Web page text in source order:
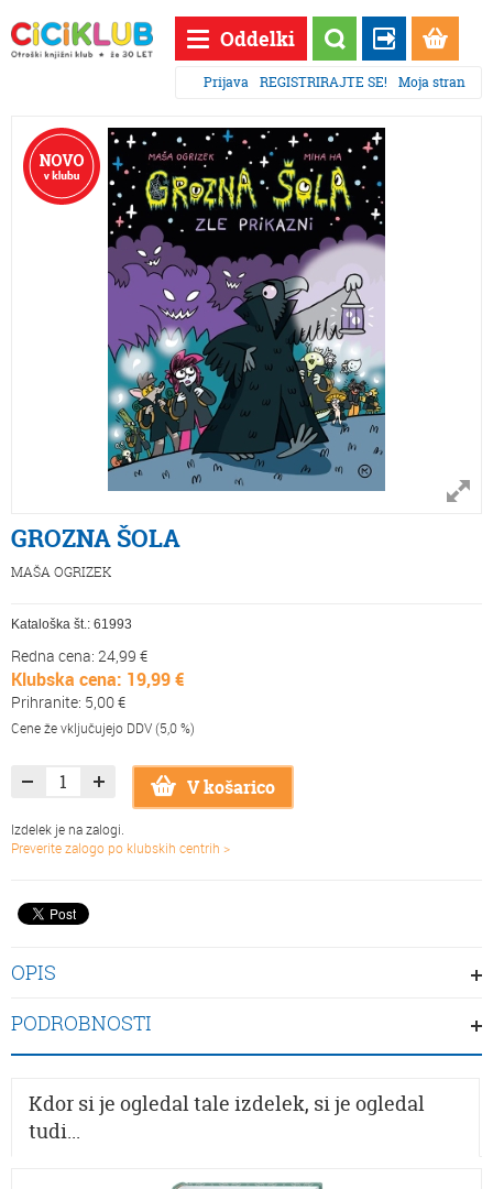
Oddelki
Prijava REGISTRIRAJTE SE! Moja stran
GROZNA ŠOLA
MAŠA OGRIZEK
Kataloška št.: 61993
Redna cena: 24,99 €
Klubska cena: 19,99 €
Prihranite: 5,00 €
Cene že vključujejo DDV (5,0 %)
V košarico
Izdelek je na zalogi.
Preverite zalogo po klubskih centrih >
OPIS
PODROBNOSTI
Kdor si je ogledal tale izdelek, si je ogledal
tudi...